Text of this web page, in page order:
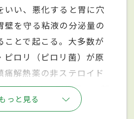
いい、悪化すると胃に穴
壁を守る粘液の分泌量の
ことで起こる。大多数が
ピロリ（ピロリ菌）が原
痛解熱薬の非ステロイド
）による副作用、一部
原因とされる。胸やけや
っと見る